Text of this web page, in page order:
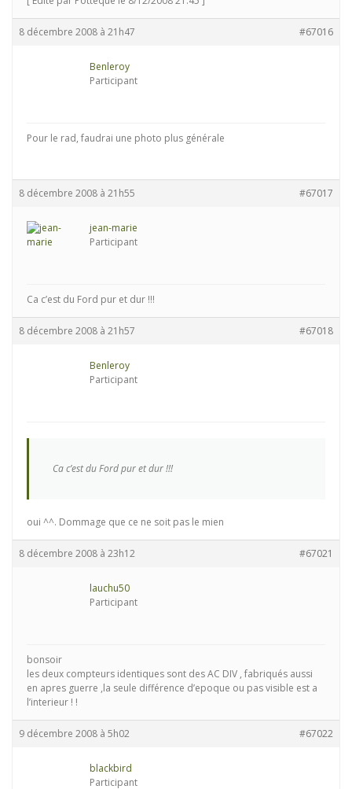
8 décembre 2008 à 21h47 #67016
Benleroy
Participant
Pour le rad, faudrai une photo plus générale
8 décembre 2008 à 21h55 #67017
jean-marie
Participant
Ca c’est du Ford pur et dur !!!
8 décembre 2008 à 21h57 #67018
Benleroy
Participant
Ca c’est du Ford pur et dur !!!
oui ^^. Dommage que ce ne soit pas le mien
8 décembre 2008 à 23h12 #67021
lauchu50
Participant
bonsoir
les deux compteurs identiques sont des AC DIV , fabriqués aussi
en apres guerre ,la seule différence d’epoque ou pas visible est a
l’interieur ! !
9 décembre 2008 à 5h02 #67022
blackbird
Participant